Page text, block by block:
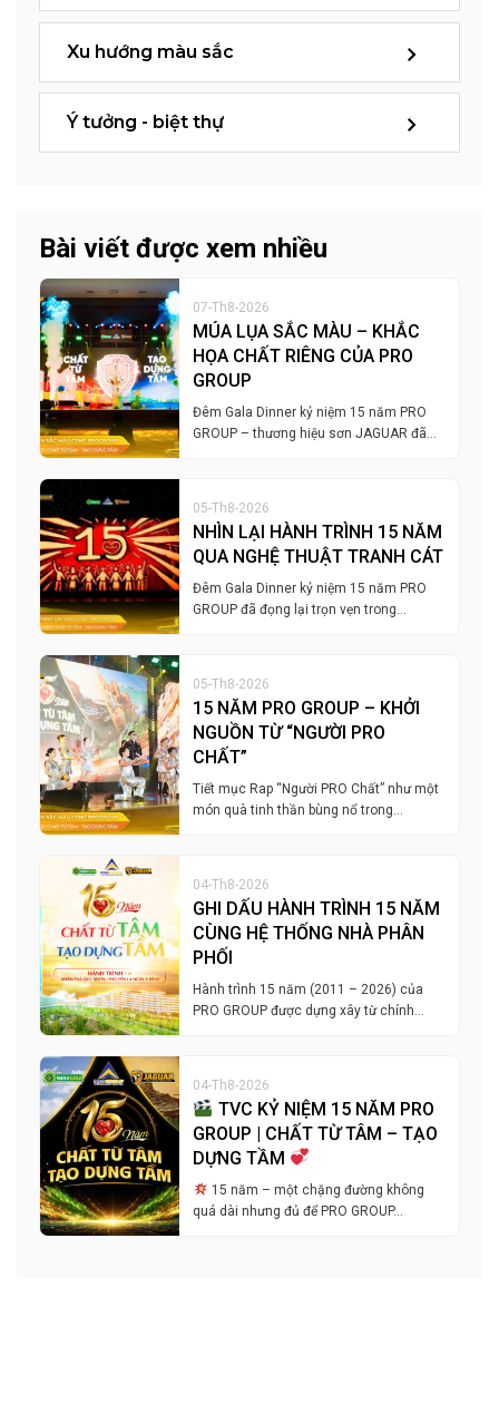
Xu hướng màu sắc
Ý tưởng - biệt thự
Bài viết được xem nhiều
07-Th8-2026
MÚA LỤA SẮC MÀU – KHẮC
HỌA CHẤT RIÊNG CỦA PRO
GROUP
Đêm Gala Dinner kỷ niệm 15 năm PRO
GROUP – thương hiệu sơn JAGUAR đã…
05-Th8-2026
NHÌN LẠI HÀNH TRÌNH 15 NĂM
QUA NGHỆ THUẬT TRANH CÁT
Đêm Gala Dinner kỷ niệm 15 năm PRO
GROUP đã đọng lại trọn vẹn trong…
05-Th8-2026
15 NĂM PRO GROUP – KHỞI
NGUỒN TỪ “NGƯỜI PRO
CHẤT”
Tiết mục Rap “Người PRO Chất” như một
món quà tinh thần bùng nổ trong…
04-Th8-2026
GHI DẤU HÀNH TRÌNH 15 NĂM
CÙNG HỆ THỐNG NHÀ PHÂN
PHỐI
Hành trình 15 năm (2011 – 2026) của
PRO GROUP được dựng xây từ chính…
04-Th8-2026
TVC KỶ NIỆM 15 NĂM PRO
GROUP | CHẤT TỪ TÂM – TẠO
DỰNG TẦM
15 năm – một chặng đường không
quá dài nhưng đủ để PRO GROUP…